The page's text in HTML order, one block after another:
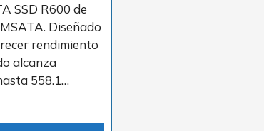
SSD R600 de
Diseñado
rendimiento
alcanza
558.1…